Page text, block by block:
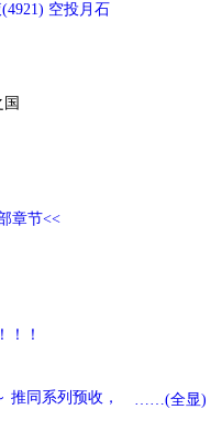
(4921) 空投月石
章节<<
！
推同系列预收，如果想看的
假的？》 推同系列奥特文
……(全显)